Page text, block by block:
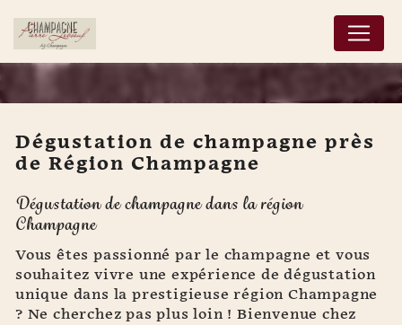
Dégustation de
champagne près de
Région Champagne
Dégustation de champagne près
de Région Champagne
Dégustation de champagne dans la région
Champagne
Vous êtes passionné par le champagne et vous
souhaitez vivre une expérience de dégustation
unique dans la prestigieuse région Champagne
? Ne cherchez pas plus loin ! Bienvenue chez